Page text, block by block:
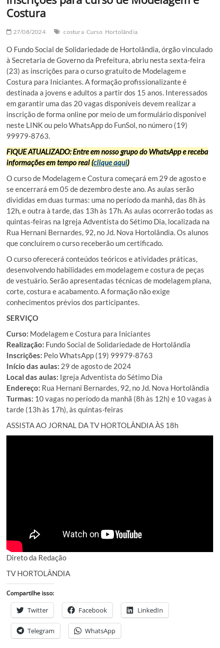
Costura
27/08/2024 costura Curso Hortolândia
O Fundo Social de Solidariedade de Hortolândia, órgão vinculado
à Secretaria de Governo da Prefeitura, abriu nesta sexta-feira
(23) as inscrições para o curso gratuito de Modelagem e
Costura para Iniciantes. A formação profissionalizante é
destinada a jovens e adultos a partir dos 15 anos. Interessados
em garantir uma das 20 vagas disponíveis devem realizar a
inscrição de forma online por meio de um formulário disponível
neste LINK ou pelo WhatsApp do FunSol, no número (19)
99979-8763.
FIQUE ATUALIZADO: Entre em nosso grupo do WhatsApp e receba
informações em tempo real (clique aqui)
O curso de Modelagem e Costura começará em 29 de agosto e
se encerrará em 05 de dezembro deste ano. As aulas serão
divididas em duas turmas: uma no período da manhã, das 8h às
12h, e outra à tarde, das 13h às 17h. As aulas ocorrerão todas as
quintas-feiras na Igreja Adventista do Sétimo Dia, localizada na
Rua Hernani Bernardes, 92, no Jd. Nova Hortolândia. Os alunos
que concluírem o curso receberão um certificado.
O curso oferecerá conteúdos teóricos e atividades práticas,
desenvolvendo habilidades em modelagem e costura de peças
de vestuário. Serão apresentadas técnicas de modelagem plana,
corte, costura e acabamento. A formação não exige
conhecimentos prévios dos participantes.
SERVIÇO
Curso: Modelagem e Costura para Iniciantes
Realização: Fundo Social de Solidariedade de Hortolândia
Inscrições: Pelo WhatsApp (19) 99979-8763
Início das aulas: 29 de agosto de 2024
Local das aulas: Igreja Adventista do Sétimo Dia
Endereço: Rua Hernani Bernardes, 92, no Jd. Nova Hortolândia
Turmas: 10 vagas no período da manhã (8h às 12h) e 10 vagas à
tarde (13h às 17h), às quintas-feiras
ASSISTA AO JORNAL DA TV HORTOLÂNDIA ÀS 18h
Direto da Redação
TV HORTOLÂNDIA
Compartilhe isso:
Twitter Facebook LinkedIn
Telegram WhatsApp